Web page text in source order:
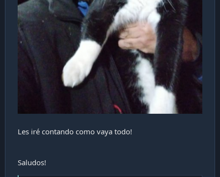
Les iré contando como vaya todo!
Saludos!